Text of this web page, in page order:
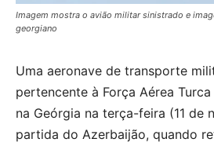
Imagem mostra o avião militar sinistrado e
georgiano
Uma aeronave de transporte
pertencente à Força Aérea
na Geórgia na terça-feira (11 de
partida do Azerbaijão, quando